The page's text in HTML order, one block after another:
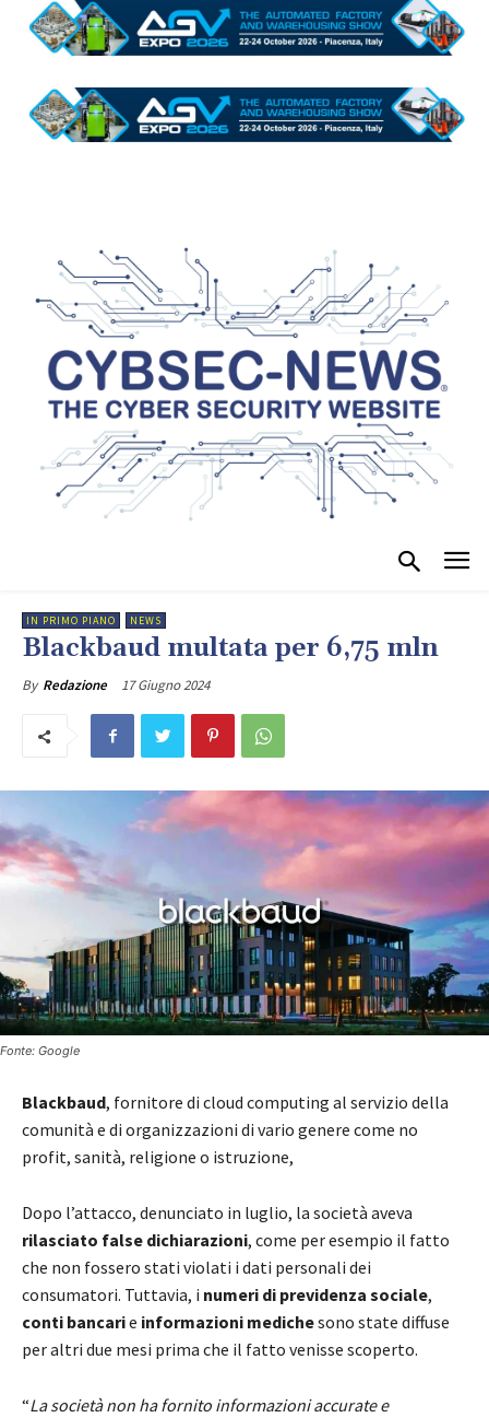
IN PRIMO PIANO NEWS
Blackbaud multata per 6,75 mln
By Redazione 17 Giugno 2024
Fonte: Google
Blackbaud, fornitore di cloud computing al servizio della
comunità e di organizzazioni di vario genere come no
profit, sanità, religione o istruzione,
Dopo l’attacco, denunciato in luglio, la società aveva
rilasciato false dichiarazioni, come per esempio il fatto
che non fossero stati violati i dati personali dei
consumatori. Tuttavia, i numeri di previdenza sociale,
conti bancarie informazioni medichesono state diffuse
per altri due mesi prima che il fatto venisse scoperto.
“La società non ha fornito informazioni accurate e